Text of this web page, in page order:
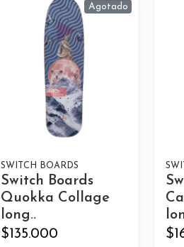
Agotado
SWITCH BOARDS
Switch Boards
Quokka Collage
long..
$135.000